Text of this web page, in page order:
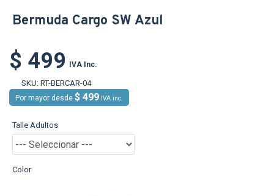
Bermuda Cargo SW Azul
$ 499 IVA Inc.
SKU: RT-BERCAR-04
Por mayor desde $ 499 IVA inc.
Talle Adultos
Color